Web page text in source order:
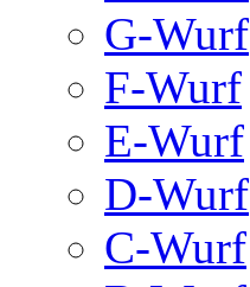
G-Wurf
F-Wurf
E-Wurf
D-Wurf
C-Wurf